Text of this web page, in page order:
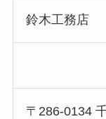
鈴木工務店
〒286-0134